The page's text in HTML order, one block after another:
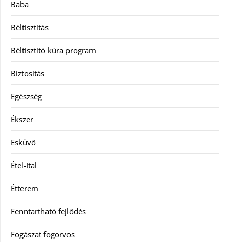
Baba
Béltisztítás
Béltisztító kúra program
Biztosítás
Egészség
Ékszer
Esküvő
Étel-Ital
Étterem
Fenntartható fejlődés
Fogászat fogorvos